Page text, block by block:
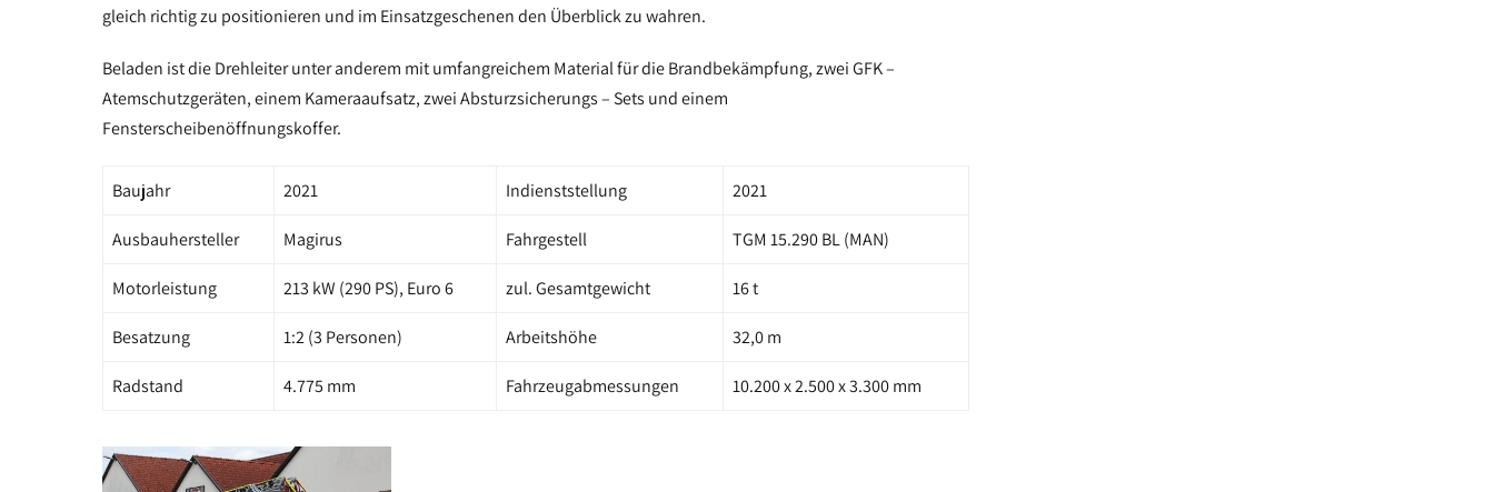
gleich richtig zu positionieren und im Einsatzgeschenen den Überblick zu wahren.
Beladen ist die Drehleiter unter anderem mit umfangreichem Material für die Brandbekämpfung, zwei GFK –
Atemschutzgeräten, einem Kameraaufsatz, zwei Absturzsicherungs – Sets und einem
Fensterscheibenöffnungskoffer.
Baujahr 2021 Indienststellung 2021
Ausbauhersteller Magirus Fahrgestell TGM 15.290 BL (MAN)
Motorleistung 213 kW (290 PS), Euro 6 zul. Gesamtgewicht 16 t
Besatzung 1:2 (3 Personen) Arbeitshöhe 32,0 m
Radstand 4.775 mm Fahrzeugabmessungen 10.200 x 2.500 x 3.300 mm